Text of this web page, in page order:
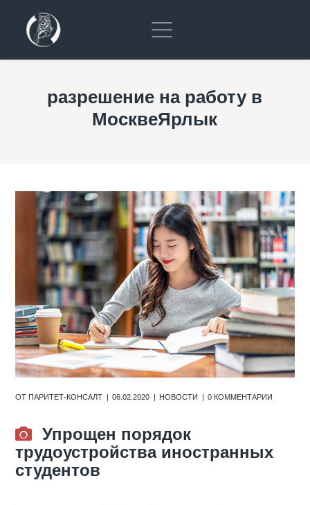
разрешение на работу в
МосквеЯрлык
ОТПАРИТЕТ-КОНСАЛТ 06.02.2020 НОВОСТИ 0 КОММЕНТАРИИ
Упрощен порядок
трудоустройства иностранных
студентов